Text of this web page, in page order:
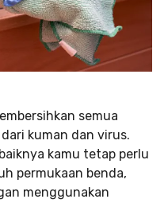
semua
kuman dan virus.
kamu tetap perlu
permukaan benda,
menggunakan